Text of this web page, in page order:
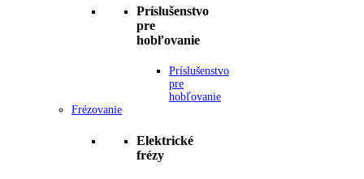
Príslušenstvo
pre
hobľovanie
Príslušenstvo
pre
hobľovanie
Frézovanie
Elektrické
frézy